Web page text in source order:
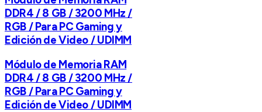
DDR4 / 8 GB / 3200 MHz /
RGB / Para PC Gaming y
Edición de Video / UDIMM
Módulo de Memoria RAM
DDR4 / 8 GB / 3200 MHz /
RGB / Para PC Gaming y
Edición de Video / UDIMM